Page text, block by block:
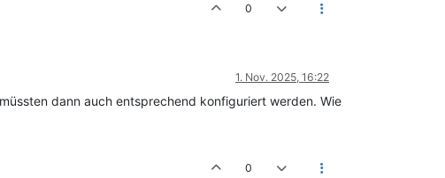
0
1. Nov. 2025, 16:22
dann auch entsprechend konfiguriert werden. Wie
0